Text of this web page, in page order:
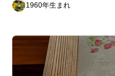
1960年生まれ